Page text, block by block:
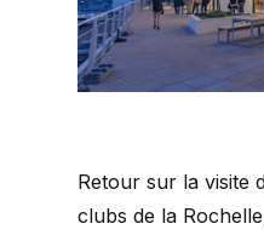
Retour sur la visite
clubs de la